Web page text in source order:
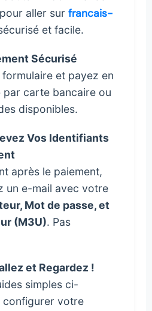
aller sur francais-
et facile.
Sécurisé
formulaire et payez en
carte bancaire ou
disponibles.
Vos Identifiants
après le paiement,
un e-mail avec votre
Mot de passe, et
(M3U). Pas
et Regardez !
simples ci-
configurer votre